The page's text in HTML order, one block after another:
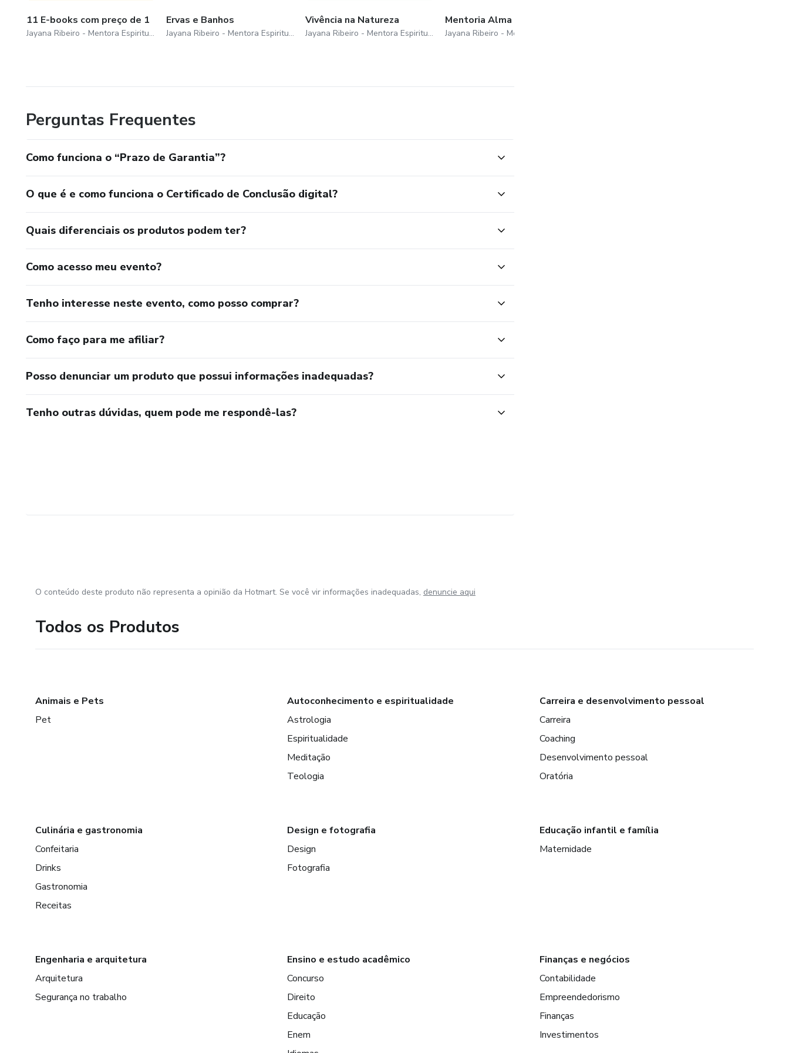
11 E-books com preço de 1
Jayana Ribeiro - Mentora Espiritual
Ervas e Banhos
Jayana Ribeiro - Mentora Espiritual
Vivência na Natureza
Jayana Ribeiro - Mentora Espiritual
Mentoria Alma Plena - MAP
Perguntas Frequentes
Como funciona o “Prazo de Garantia”?
O que é e como funciona o Certificado de Conclusão digital?
Quais diferenciais os produtos podem ter?
Como acesso meu evento?
Tenho interesse neste evento, como posso comprar?
Como faço para me afiliar?
Posso denunciar um produto que possui informações inadequadas?
Tenho outras dúvidas, quem pode me respondê-las?
O conteúdo deste produto não representa a opinião da Hotmart. Se você vir informações inadequadas, denuncie aqui
Todos os Produtos
Animais e Pets
Pet
Autoconhecimento e espiritualidade
Astrologia
Espiritualidade
Meditação
Teologia
Carreira e desenvolvimento pessoal
Carreira
Coaching
Desenvolvimento pessoal
Oratória
Culinária e gastronomia
Confeitaria
Drinks
Gastronomia
Receitas
Design e fotografia
Design
Fotografia
Educação infantil e família
Maternidade
Engenharia e arquitetura
Arquitetura
Segurança no trabalho
Ensino e estudo acadêmico
Concurso
Direito
Educação
Enem
Finanças e negócios
Contabilidade
Empreendedorismo
Finanças
Investimentos